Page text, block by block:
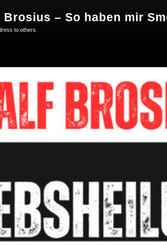
– So haben mir
to others.